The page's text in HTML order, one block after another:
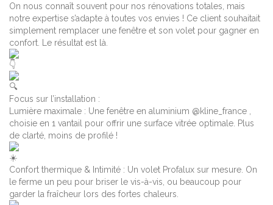
On nous connaît souvent pour nos rénovations totales, mais
notre expertise s’adapte à toutes vos envies ! Ce client souhaitait
simplement remplacer une fenêtre et son volet pour gagner en
confort. Le résultat est là.
Focus sur l’installation :
Lumière maximale : Une fenêtre en aluminium @kline_france ,
choisie en 1 vantail pour offrir une surface vitrée optimale. Plus
de clarté, moins de profilé !
Confort thermique & Intimité : Un volet Profalux sur mesure. On
le ferme un peu pour briser le vis-à-vis, ou beaucoup pour
garder la fraîcheur lors des fortes chaleurs.